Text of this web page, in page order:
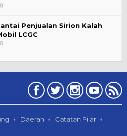
Penjualan Sirion Kalah
LCGC
Daerah
Catatan Pilar